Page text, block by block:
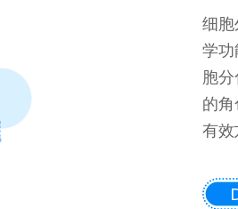
细
学
胞
的
有效